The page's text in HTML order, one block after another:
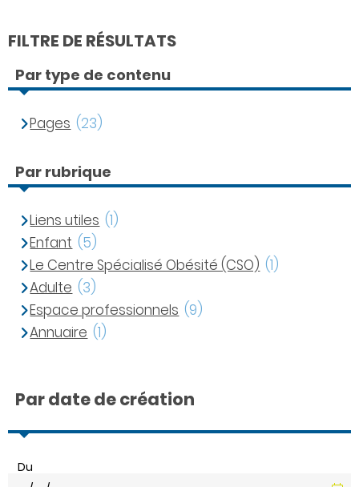
FILTRE DE RÉSULTATS
Par type de contenu
Pages (23)
Par rubrique
Liens utiles (1)
Enfant (5)
Le Centre Spécialisé Obésité (CSO) (1)
Adulte (3)
Espace professionnels (9)
Annuaire (1)
Par date de création
Du